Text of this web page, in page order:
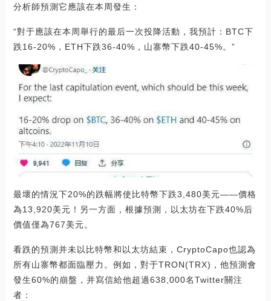
分析師預測它應該在本周發生：
“對于應該在本周舉行的最后一次投降活動，我預計：BTC下
跌16-20%，ETH下跌36-40%，山寨幣下跌40-45%。”
最壞的情況下20%的跌幅將使比特幣下跌3,480美元——價格
為13,920美元！另一方面，根據預測，以太坊在下跌40%后
價值僅為767美元。
看跌的預測并未以比特幣和以太坊結束，CryptoCapo也認為
所有山寨幣都面臨壓力。例如，對于TRON(TRX)，他預測會
發生60%的崩盤，并寫信給他超過638,000名Twitter關注
者：